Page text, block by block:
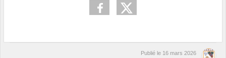
Publié le 16 mars 2026